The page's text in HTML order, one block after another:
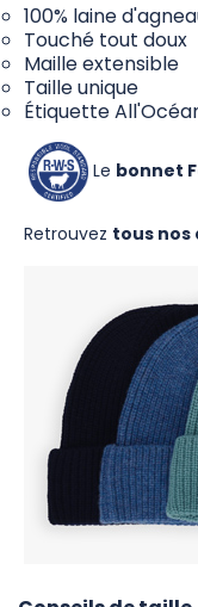
100% laine
Touché tout doux
Maille extensible
Taille unique
Étiquette
Le bonnet
Retrouvez tous nos